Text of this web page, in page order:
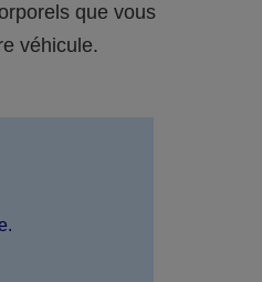
que vous
véhicule.